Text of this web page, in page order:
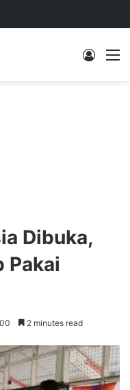
Log In
Dibuka,
Pakai
2 minutes read